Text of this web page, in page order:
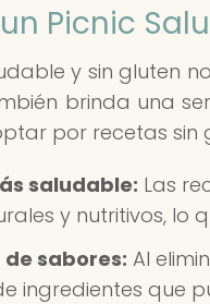
Picnic
y sin gluten
brinda una
por recetas sin
saludable: Las
y nutritivos, lo
sabores: Al
ingredientes que